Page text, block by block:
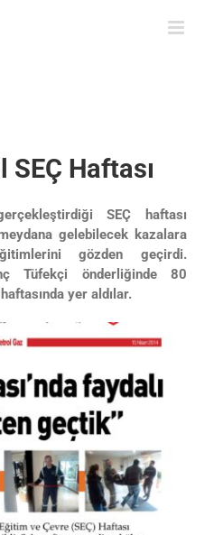
SEÇ Haftası
SEÇ haftası
gelebilecek kazalara
gözden geçirdi.
Tüfekçi önderliğinde 80
yer aldılar.